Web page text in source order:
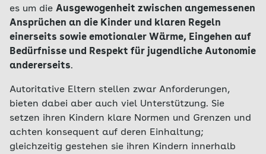
es um die Ausgewogenheit zwischen angemessenen
Ansprüchen an die Kinder und klaren Regeln
einerseits sowie emotionaler Wärme, Eingehen auf
Bedürfnisse und Respekt für jugendliche Autonomie
andererseits.
Autoritative Eltern stellen zwar Anforderungen,
bieten dabei aber auch viel Unterstützung. Sie
setzen ihren Kindern klare Normen und Grenzen und
achten konsequent auf deren Einhaltung;
gleichzeitig gestehen sie ihren Kindern innerhalb